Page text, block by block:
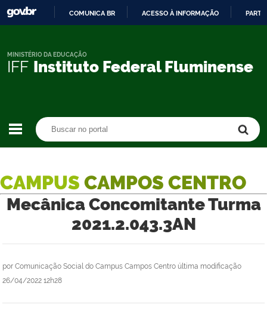
CONTEÚDO
COMUNICA BR ACESSO À INFORMAÇÃO
IFF Instituto Federal Fluminense
MINISTÉRIO DA EDUCAÇÃO
CAMPUS CAMPOS CENTRO
Mecânica Concomitante Turma
2021.2.043.3AN
por Comunicação Social do Campus Campos Centro última modificação
26/04/2022 12h28